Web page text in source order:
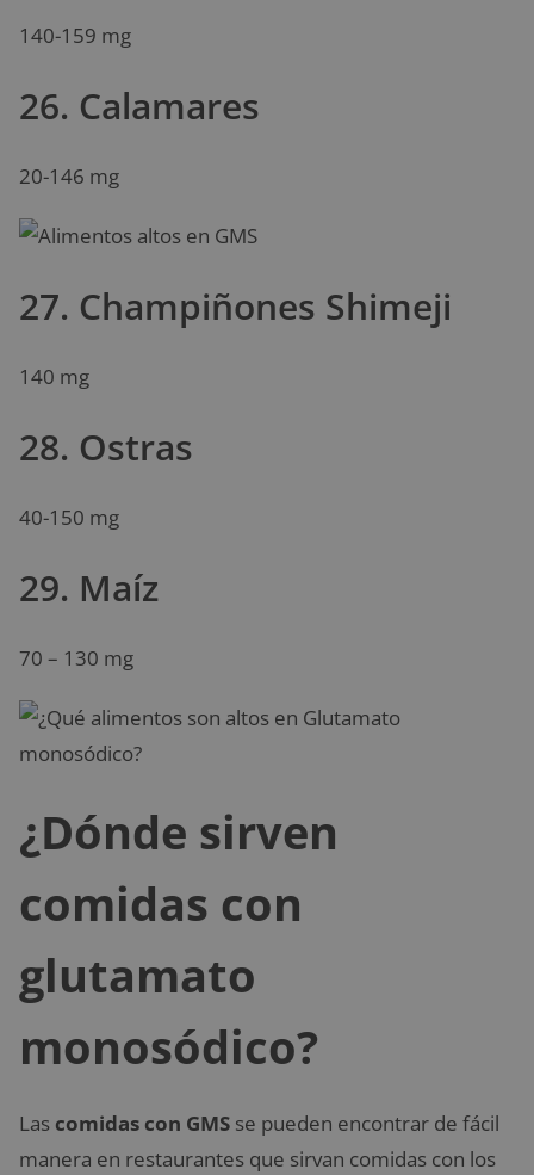
140-159 mg
26. Calamares
20-146 mg
27. Champiñones Shimeji
140 mg
28. Ostras
40-150 mg
29. Maíz
70 – 130 mg
¿Dónde sirven
comidas con
glutamato
monosódico?
Las comidas con GMS se pueden encontrar de fácil
manera en restaurantes que sirvan comidas con los